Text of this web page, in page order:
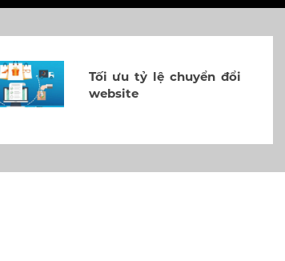
Tối ưu tỷ lệ chuyển đổi
website